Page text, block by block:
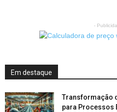
-
Em destaque
Transformação
para Processos